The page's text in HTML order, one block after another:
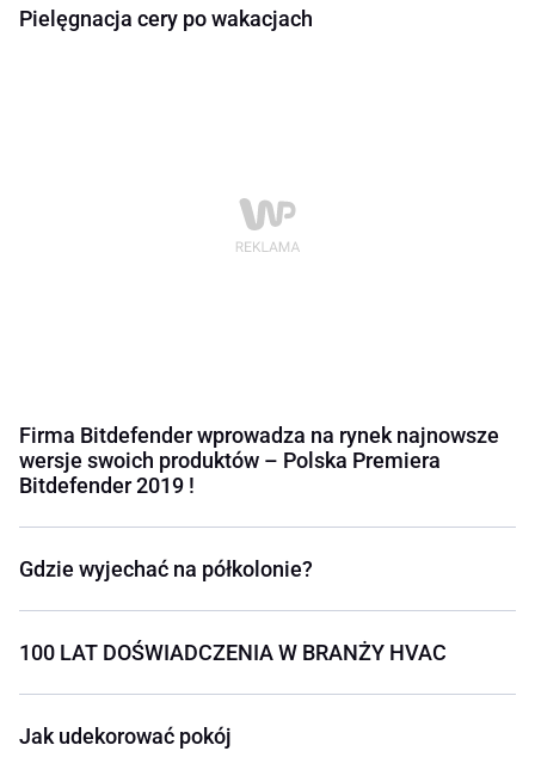
Pielęgnacja cery po wakacjach
Firma Bitdefender wprowadza na rynek najnowsze
wersje swoich produktów – Polska Premiera
Bitdefender 2019 !
Gdzie wyjechać na półkolonie?
100 LAT DOŚWIADCZENIA W BRANŻY HVAC
Jak udekorować pokój